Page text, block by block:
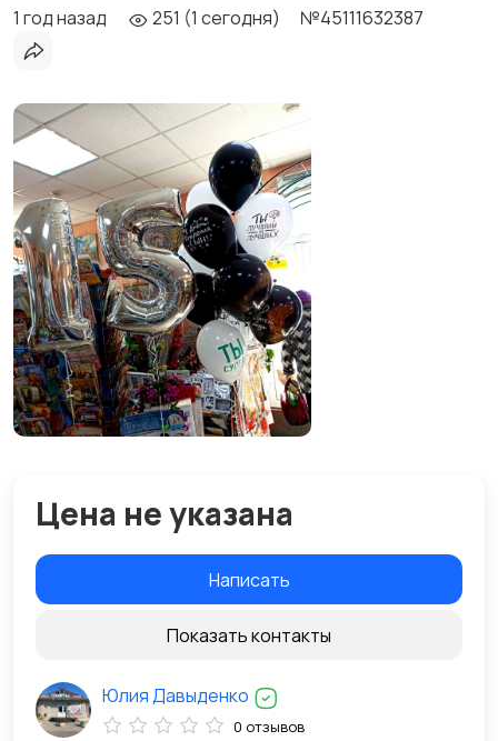
1 год назад 251 (1 сегодня) №45111632387
Цена не указана
Написать
Показать контакты
Юлия Давыденко
0 отзывов